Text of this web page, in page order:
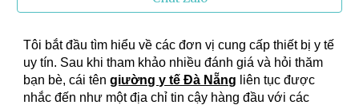
Tôi bắt đầu tìm hiểu về các đơn vị cung cấp thiết bị y tế
uy tín. Sau khi tham khảo nhiều đánh giá và hỏi thăm
bạn bè, cái têngiường y tế Đà Nẵng liên tục được
nhắc đến như một địa chỉ tin cậy hàng đầu với các